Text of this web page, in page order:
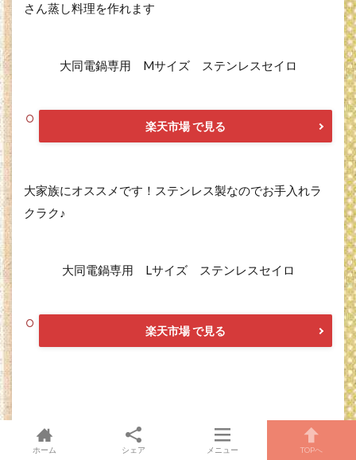
さん蒸し料理を作れます
大同電鍋専用 Mサイズ ステンレスセイロ
楽天市場 で見る
大家族にオススメです！ステンレス製なのでお手入れラ
クラク♪
大同電鍋専用 Lサイズ ステンレスセイロ
楽天市場 で見る
貝印・茶碗蒸しホルダー
ホーム シェア メニュー TOPへ